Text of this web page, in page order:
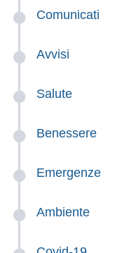
Comunicati
Avvisi
Salute
Benessere
Emergenze
Ambiente